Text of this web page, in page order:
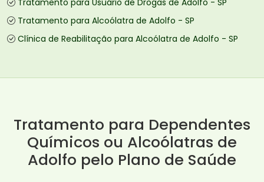
Tratamento para Usuário de Drogas de Adolfo - SP
Tratamento para Alcoólatra de Adolfo - SP
Clínica de Reabilitação para Alcoólatra de Adolfo - SP
Tratamento para Dependentes
Químicos ou Alcoólatras de
Adolfo pelo Plano de Saúde